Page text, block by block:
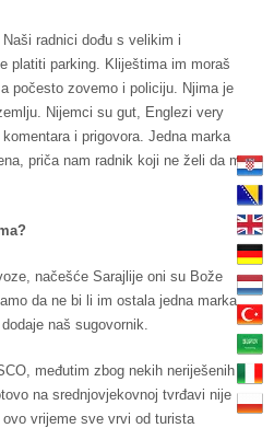
radnici dođu s velikim i
platiti parking. Kliještima im moraš
počesto zovemo i policiju. Njima je
Nijemci su gut, Englezi very
i prigovora. Jedna marka
priča nam radnik koji ne želi da mu
načešće Sarajlije oni su Bože
da ne bi li im ostala jedna marka
naš sugovornik.
međutim zbog nekih neriješenih
na srednjovjekovnoj tvrđavi nije
vrijeme sve vrvi od turista